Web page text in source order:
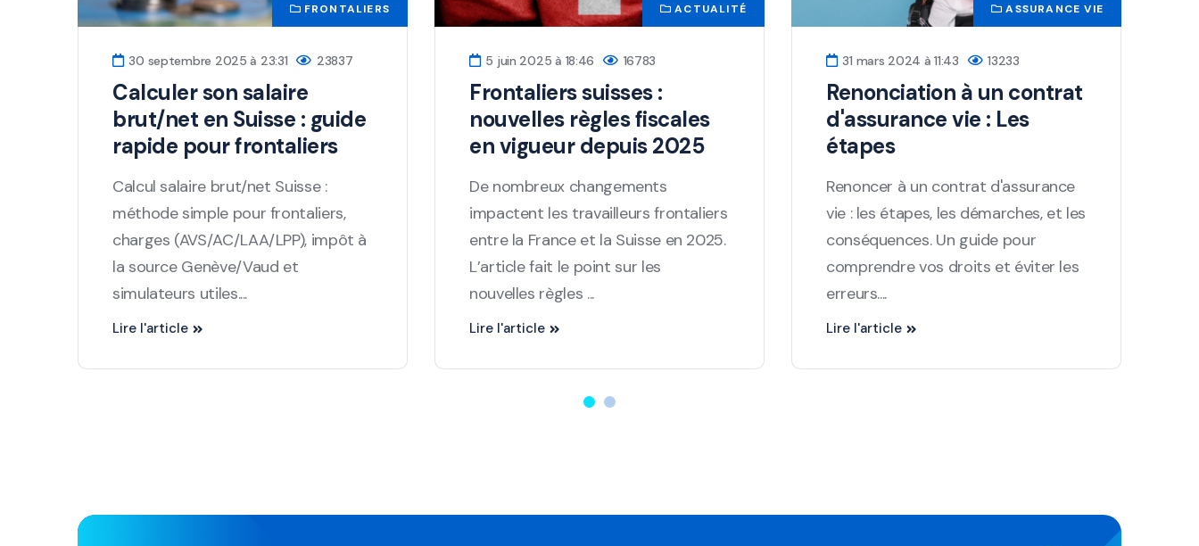
FRONTALIERS
30 septembre 2025 à 23:31 23837
Calculer son salaire
brut/net en Suisse : guide
rapide pour frontaliers
Calcul salaire brut/net Suisse :
méthode simple pour frontaliers,
charges (AVS/AC/LAA/LPP), impôt à
la source Genève/Vaud et
simulateurs utiles....
Lire l'article
ACTUALITÉ
5 juin 2025 à 18:46 16783
Frontaliers suisses :
nouvelles règles fiscales
en vigueur depuis 2025
De nombreux changements
impactent les travailleurs frontaliers
entre la France et la Suisse en 2025.
L’article fait le point sur les
nouvelles règles ...
Lire l'article
ASSURANCE VIE
31 mars 2024 à 11:43 13233
Renonciation à un contrat
d'assurance vie : Les
étapes
Renoncer à un contrat d'assurance
vie : les étapes, les démarches, et les
conséquences. Un guide pour
comprendre vos droits et éviter les
erreurs....
Lire l'article